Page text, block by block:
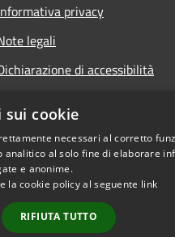
privacy
legali
di accessibilità
cookie
necessari al corretto
analitico al solo fine di elaborare
e anonime.
la cookie policy al seguente link
RIFIUTA TUTTO